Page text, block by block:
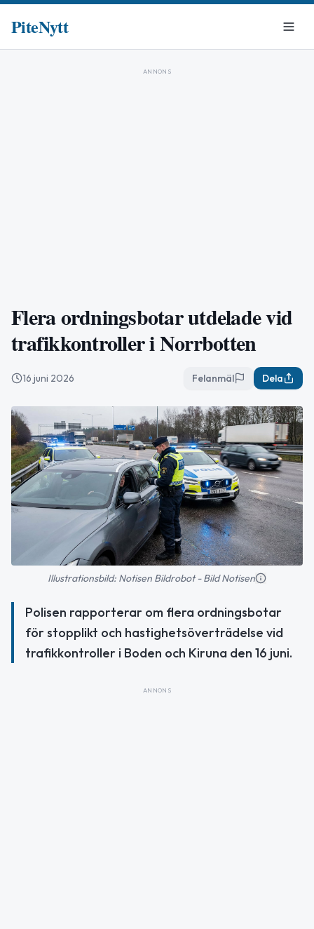
PiteNytt
ANNONS
Flera ordningsbotar utdelade vid
trafikkontroller i Norrbotten
16 juni 2026 Felanmäl Dela
Illustrationsbild: Notisen Bildrobot - Bild Notisen
Polisen rapporterar om flera ordningsbotar
för stopplikt och hastighetsöverträdelse vid
trafikkontroller i Boden och Kiruna den 16 juni.
ANNONS